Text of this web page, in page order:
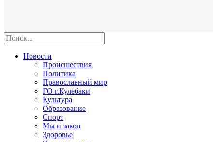
Новости
Происшествия
Политика
Православный мир
ГО г.Кулебаки
Культура
Образование
Спорт
Мы и закон
Здоровье